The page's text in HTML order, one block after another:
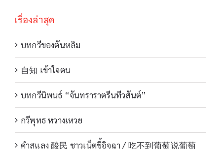
เรื่องล่าสุด
บทกวีของตันหลิม
自知 เข้าใจตน
บทกวีนิพนธ์ “จันทราราตรีนทีวสันต์”
กวีพุทธ หวางเหวย
คำสแลง 酸民 ชาวเน็ตขี้อิจฉา / 吃不到葡萄说葡萄